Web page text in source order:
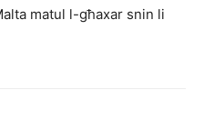
matul l-għaxar snin li